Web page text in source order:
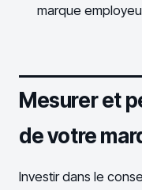
marque
Mesurer et
de votre
Investir dans le